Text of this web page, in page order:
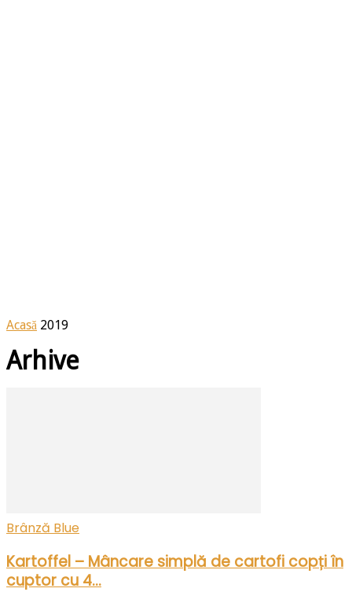
Acasă 2019
Arhive
Brânză Blue
Kartoffel – Mâncare simplă de cartofi copți în
cuptor cu 4...